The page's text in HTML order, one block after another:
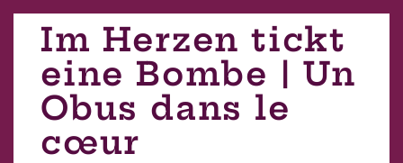
Im Herzen tickt
eine Bombe | Un
Obus dans le
cœur